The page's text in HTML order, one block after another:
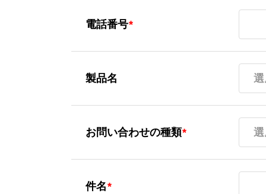
電話番号*
電話番号
製品名
お問い合わせの種類*
件名*
件名